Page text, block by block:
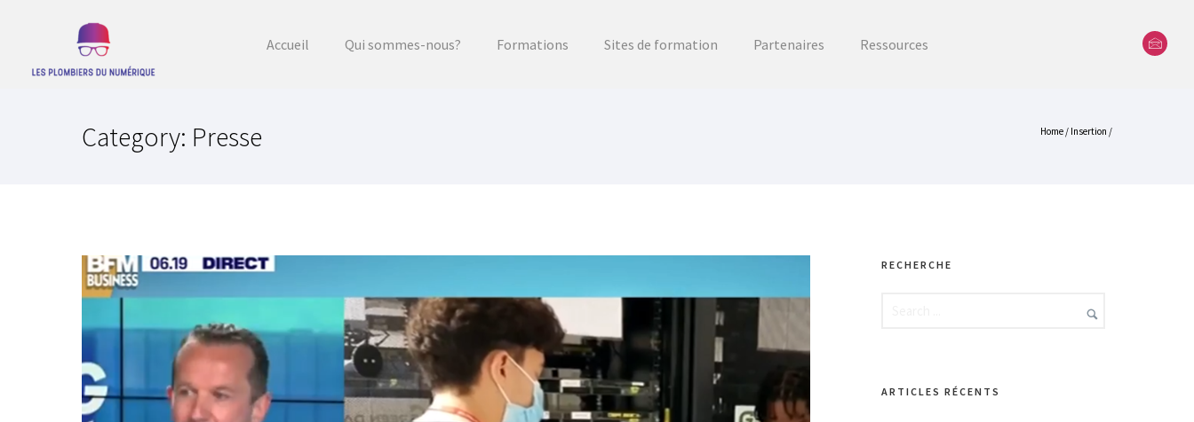
Accueil Qui sommes-nous? Formations Sites de formation Partenaires Ressources
Category: Presse Home / Insertion /
RECHERCHE
ARTICLES RÉCENTS